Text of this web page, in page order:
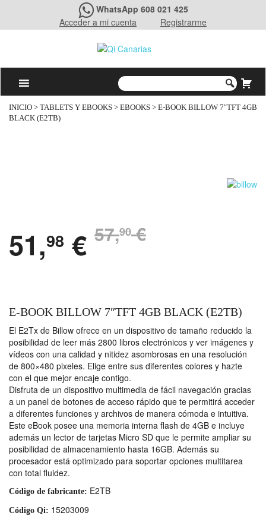
WhatsApp 608 021 425
Acceder a mi cuenta
Registrarme
INICIO > TABLETS Y EBOOKS > EBOOKS > E-BOOK BILLOW 7″TFT 4GB
BLACK (E2TB)
51,98 € 57,90€
E-BOOK BILLOW 7″TFT 4GB BLACK (E2TB)
El E2Tx de Billow ofrece en un dispositivo de tamaño reducido la
posibilidad de leer más 2800 libros electrónicos y ver imágenes y
vídeos con una calidad y nitidez asombrosas en una resolución
de 800×480 pixeles. Elige entre sus diferentes colores y hazte
con el que mejor encaje contigo.
Disfruta de un dispositivo multimedia de fácil navegación gracias
a un panel de botones de acceso rápido que te permitirá acceder
a diferentes funciones y archivos de manera cómoda e intuitiva.
Este eBook posee una memoria interna flash de 4GB e incluye
además un lector de tarjetas Micro SD que le permite ampliar su
posibilidad de almacenamiento hasta 16GB. Además su
procesador está optimizado para soportar opciones multitarea
con total fluidez.
Código de fabricante: E2TB
Código Qi: 15203009